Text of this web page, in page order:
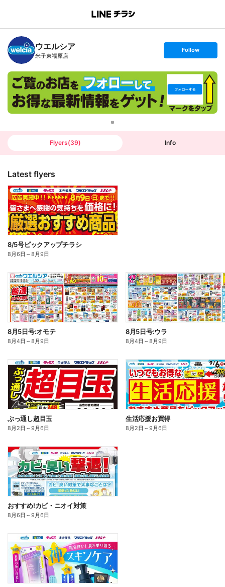
B
n
c
h
T
ウエルシア
米子東福原店
s
t
o
l
o
w
Follow
Flyers(39) Info
Latest flyers
8/5号ピックアップチラシ
8月6日 ～8月9日
8月5日号:オモテ
8月4日 ～8月9日
8月5日号:ウラ
8月4日 ～8月9日
ぶっ通し超目玉
8月2日 ～9月6日
生活応援お買得
8月2日 ～9月6日
おすすめ!カビ・ニオイ対策
8月6日 ～9月6日